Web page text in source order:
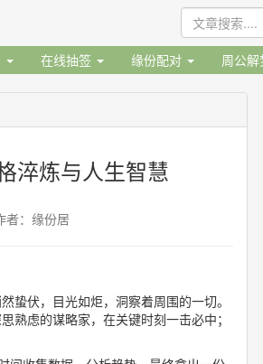
在线抽签 缘份配对 周公解
淬炼与人生智慧
：缘份居
蛰伏，目光如炬，洞察着周围的一切。
熟虑的谋略家，在关键时刻一击必中；